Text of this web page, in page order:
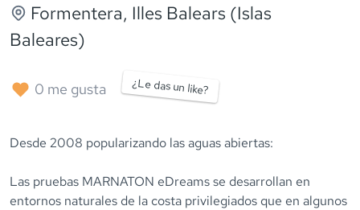
Formentera, Illes Balears (Islas
Baleares)
0 me gusta ¿Le das un like?
Desde 2008 popularizando las aguas abiertas:
Las pruebas MARNATON eDreams se desarrollan en
entornos naturales de la costa privilegiados que en algunos